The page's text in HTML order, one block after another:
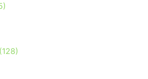
(128)